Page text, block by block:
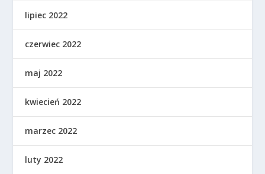
lipiec 2022
czerwiec 2022
maj 2022
kwiecień 2022
marzec 2022
luty 2022